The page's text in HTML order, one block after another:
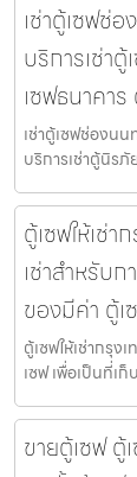
เช่าตู้เซฟช่
บริการเช่า
เซฟธนาคา
เช่าตู้เซฟช่องนน
บริการเช่าตู้นิร
ตู้เซฟให้เช่
เช่าสำหรับ
ของมีค่า ตู้
ตู้เซฟให้เช่ากรุง
เซฟ เพื่อเป็นที่เ
ขายตู้เซฟ ตู้